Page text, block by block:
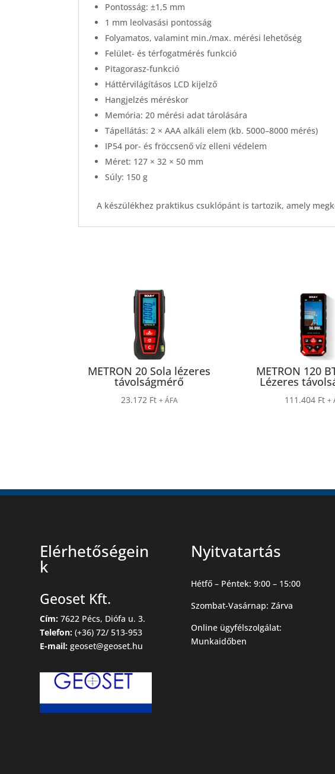
Pontosság: ±1,5 mm
1 mm leolvasási pontosság
Folyamatos, valamint min./max. mérési lehetőség
Felület- és térfogatmérés funkció
Pitagorasz-funkció
Háttérvilágításos LCD kijelző
Hangjelzés méréskor
Memória: 20 mérési adat tárolására
Tápellátás: 2 × AAA alkáli elem (kb. 5000–8000 mérés)
IP54 por- és fröccsenő víz elleni védelem
Méret: 127 × 32 × 50 mm
Súly: 150 g
A készülékhez praktikus csuklópánt is tartozik, amely
METRON 20 Sola lézeres
távolságmérő
23.172 Ft + ÁFA
METRON 120
Lézeres
111.404 Ft +
Elérhetőségein
k
Geoset Kft.
Cím: 7622 Pécs, Diófa u. 3.
Telefon: (+36) 72/ 513-953
E-mail: geoset@geoset.hu
Nyitvatartás
Hétfő – Péntek: 9:00 – 15:00
Szombat-Vasárnap: Zárva
Online ügyfélszolgálat:
Munkaidőben